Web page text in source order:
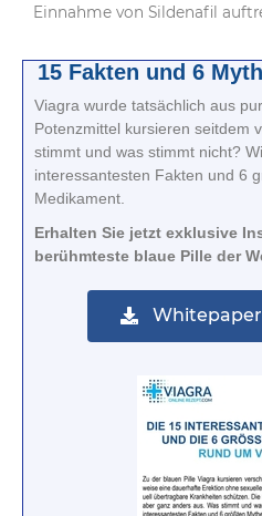
Einnahme von Sildenafil
15 Fakten und 6
Viagra wurde tatsächlich aus
Potenzmittel kursieren seitdem
stimmt und was stimmt nicht?
interessantesten Fakten und 6
Medikament.
Erhalten Sie jetzt exklusive
berühmteste blaue Pille der